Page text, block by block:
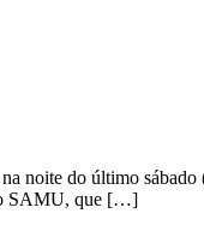
do último sábado
o SAMU, que […]